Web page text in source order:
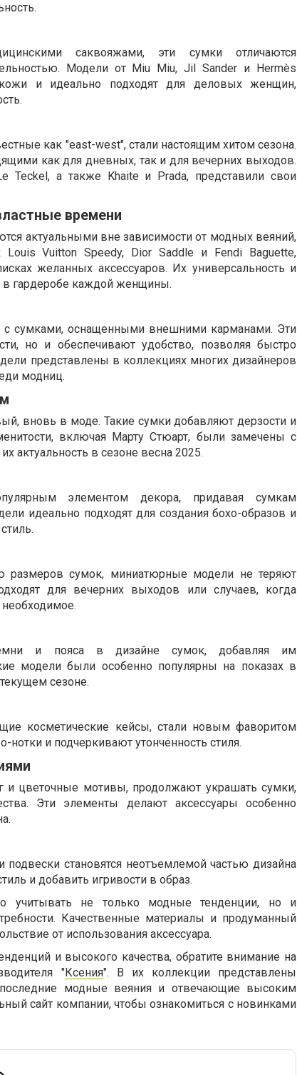
саквояжами, эти сумки отличаются
Модели от Miu Miu, Jil Sander и Hermès
и идеально подходят для деловых женщин,
как "east-west", стали настоящим хитом сезона.
как для дневных, так и для вечерних выходов.
а также Khaite и Prada, представили свои
времени
актуальными вне зависимости от модных веяний,
Vuitton Speedy, Dior Saddle и Fendi Baguette,
желанных аксессуаров. Их универсальность и
гардеробе каждой женщины.
с сумками, оснащенными внешними карманами. Эти
но и обеспечивают удобство, позволяя быстро
представлены в коллекциях многих дизайнеров
модниц.
вновь в моде. Такие сумки добавляют дерзости и
включая Марту Стюарт, были замечены с
актуальность в сезоне весна 2025.
элементом декора, придавая сумкам
идеально подходят для создания бохо-образов и
размеров сумок, миниатюрные модели не теряют
для вечерних выходов или случаев, когда
и пояса в дизайне сумок, добавляя им
модели были особенно популярны на показах в
сезоне.
косметические кейсы, стали новым фаворитом
и подчеркивают утонченность стиля.
и цветочные мотивы, продолжают украшать сумки,
Эти элементы делают аксессуары особенно
подвески становятся неотъемлемой частью дизайна
и добавить игривости в образ.
учитывать не только модные тенденции, но и
Качественные материалы и продуманный
от использования аксессуара.​
и высокого качества, обратите внимание на
"Ксения". В их коллекции представлены
модные веяния и отвечающие высоким
сайт компании, чтобы ознакомиться с новинками